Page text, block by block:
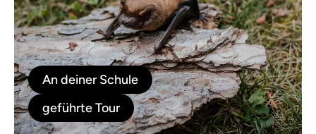
An deiner Schule
geführte Tour